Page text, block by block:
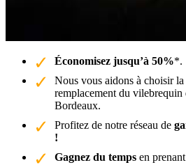
Économisez jusqu’à 50%*.
Nous vous aidons à choisir la
remplacement du
Bordeaux.
Profitez de notre réseau de
!
Gagnez du temps en